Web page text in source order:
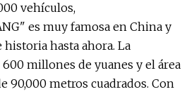
vehículos,
es muy famosa en China y
historia hasta ahora. La
millones de yuanes y el área
90,000 metros cuadrados. Con